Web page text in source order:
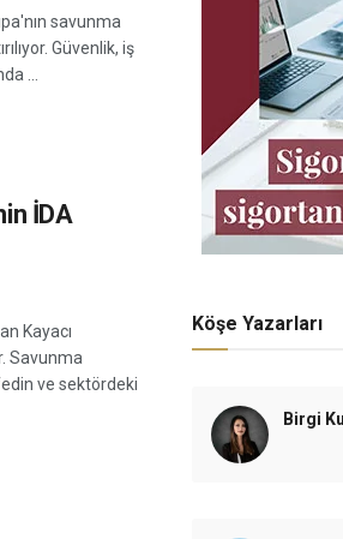
savunma
Güvenlik, iş
...
İDA
Kayacı
Savunma
ve sektördeki
Köşe Yazarları
Birgi